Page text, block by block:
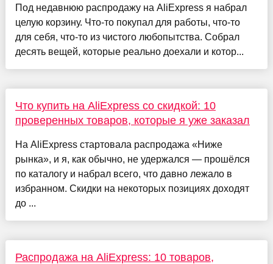
Под недавнюю распродажу на AliExpress я набрал
целую корзину. Что-то покупал для работы, что-то
для себя, что-то из чистого любопытства. Собрал
десять вещей, которые реально доехали и котор...
Что купить на AliExpress со скидкой: 10
проверенных товаров, которые я уже заказал
На AliExpress стартовала распродажа «Ниже
рынка», и я, как обычно, не удержался — прошёлся
по каталогу и набрал всего, что давно лежало в
избранном. Скидки на некоторых позициях доходят
до ...
Распродажа на AliExpress: 10 товаров,